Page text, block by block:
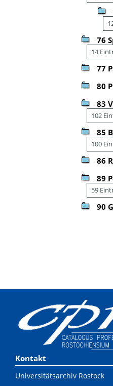
76
14
77
80
83
102
85
100
86
89
59
90
Kontakt
Universitätsarchiv Rostock